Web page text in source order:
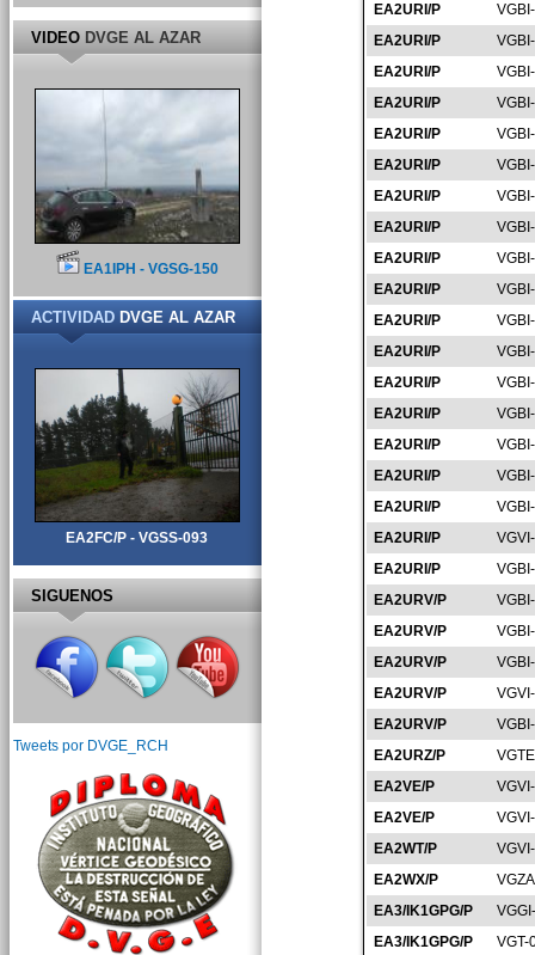
EA2URI/P
EA2URI/P
EA2URI/P
EA2URI/P
EA2URI/P
EA2URI/P
EA2URI/P
EA2URI/P
EA2URI/P
EA2URI/P
EA2URI/P
EA2URI/P
EA2URI/P
EA2URI/P
EA2URI/P
EA2URI/P
EA2URI/P
EA2URI/P
EA2URI/P
EA2URV/P
EA2URV/P
EA2URV/P
EA2URV/P
EA2URV/P
EA2URZ/P
EA2VE/P
EA2VE/P
EA2WT/P
EA2WX/P
EA3/IK1GPG/P
EA3/IK1GPG/P
VGT-
VIDEODVGE AL AZAR
EA1IPH - VGSG-150
ACTIVIDADDVGE AL AZAR
EA2FC/P - VGSS-093
SIGUENOS
Tweets por DVGE_RCH